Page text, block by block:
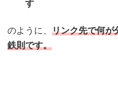
す
のように、 リンク先で何が
鉄則です。